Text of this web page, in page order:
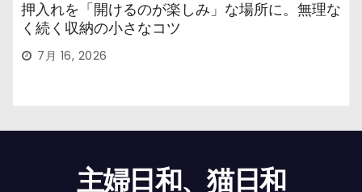
押入れを「開けるのが楽しみ」な場所に。無理な
く続く収納の小さなコツ
7月 16, 2026
主婦日和、猫日和